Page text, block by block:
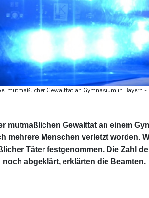
mutmaßlicher Gewalttat an Gymnasium in Bayern
mutmaßlichen Gewalttat an einem
mehrere Menschen verletzt worden.
Täter festgenommen. Die Zahl
noch abgeklärt, erklärten die Beamten.